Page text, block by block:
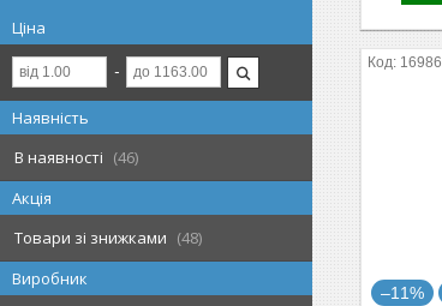
Ціна
Наявність
В наявності
46
Акція
Товари зі знижками
48
Виробник
16986
–11%